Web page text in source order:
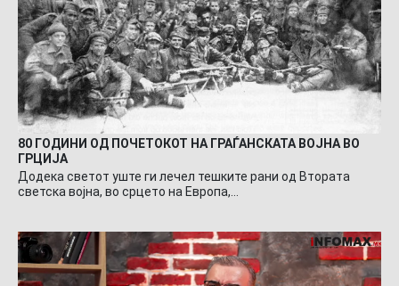
80 ГОДИНИ ОД ПОЧЕТОКОТ НА ГРАЃАНСКАТА ВОЈНА ВО
ГРЦИЈА
Додека светот уште ги лечел тешките рани од Втората
светска војна, во срцето на Европа,…